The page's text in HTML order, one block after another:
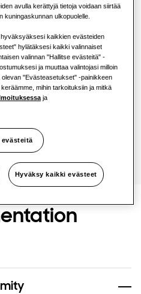
7.1kW
avulla kerättyjä tietoja voidaan siirtää
kuningaskunnan ulkopuolelle.
kaikkien evästeiden
hylätäksesi kaikki valinnaiset
valinnan "Hallitse evästeitä" -
ja muuttaa valintojasi milloin
"Evästeasetukset" -painikkeen
mihin tarkoituksiin ja mitkä
ja
Hyväksy kaikki evästeet